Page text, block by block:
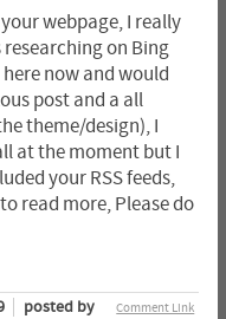
webpage, I really
on Bing
now and would
post and a all
theme/design), I
at the moment but I
your RSS feeds,
read more, Please do
Comment Link
posted by